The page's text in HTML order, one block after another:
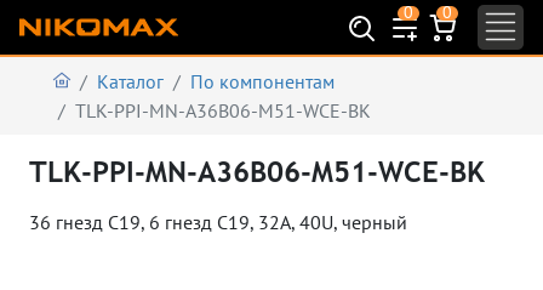
0 0
Каталог
По компонентам
TLK-PPI-MN-A36B06-M51-WCE-BK
TLK-PPI-MN-A36B06-M51-WCE-BK
36 гнезд C19, 6 гнезд С19, 32А, 40U, черный